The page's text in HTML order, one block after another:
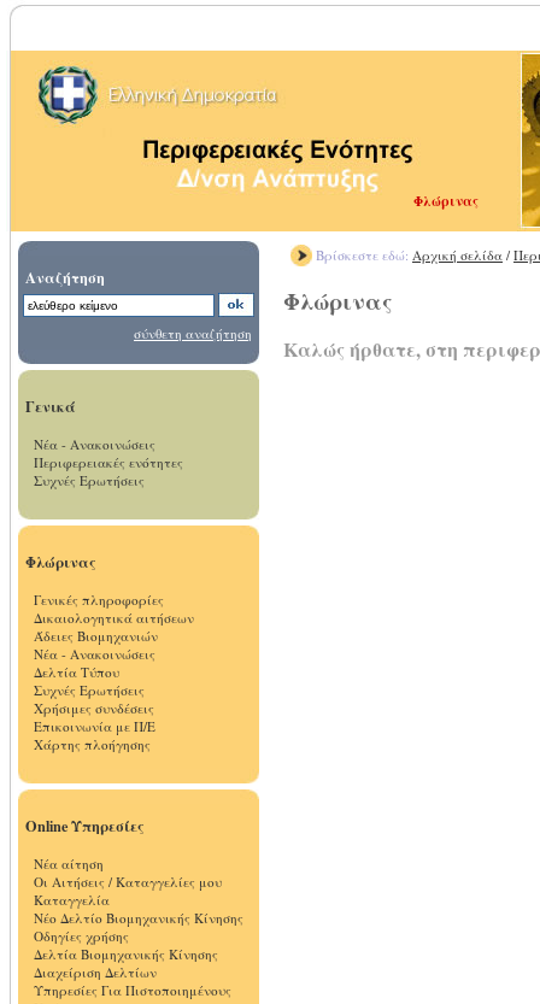
Φλώρινας
Αναζήτηση
σύνθετη αναζήτηση
Γενικά
Νέα - Ανακοινώσεις
Περιφερειακές ενότητες
Συχνές Ερωτήσεις
Φλώρινας
Γενικές πληροφορίες
Δικαιολογητικά αιτήσεων
Άδειες Βιομηχανιών
Νέα - Ανακοινώσεις
Δελτία Τύπου
Συχνές Ερωτήσεις
Χρήσιμες συνδέσεις
Επικοινωνία με Π/Ε
Χάρτης πλοήγησης
Online Υπηρεσίες
Νέα αίτηση
Οι Αιτήσεις / Καταγγελίες μου
Καταγγελία
Νέο Δελτίο Βιομηχανικής Κίνησης
Οδηγίες χρήσης
Δελτία Βιομηχανικής Κίνησης
Διαχείριση Δελτίων
Υπηρεσίες Για Πιστοποιημένους
Βρίσκεστε εδώ: Αρχική σελίδα /
Φλώρινας
Καλώς ήρθατε, στη